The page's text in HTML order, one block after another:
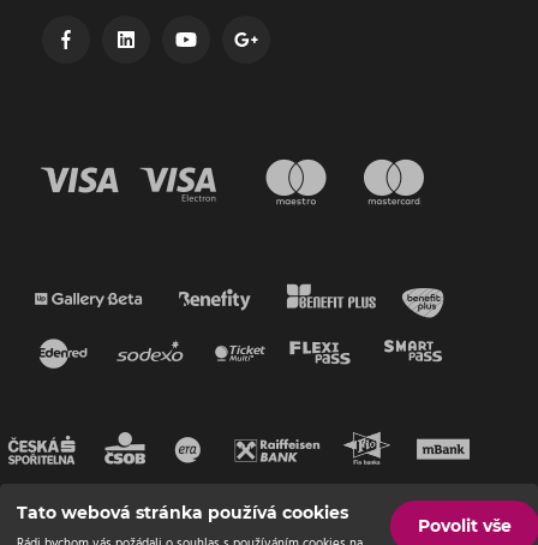
Tato webová stránka používá cookies
Povolit vše